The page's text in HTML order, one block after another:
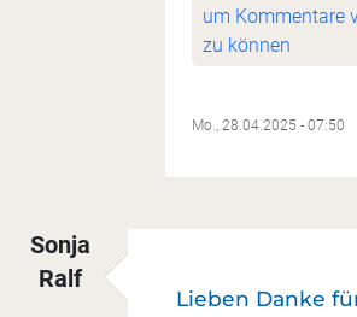
um Kommentare
zu können
Mo., 28.04.2025 - 07:50
Sonja
Ralf
Lieben Danke